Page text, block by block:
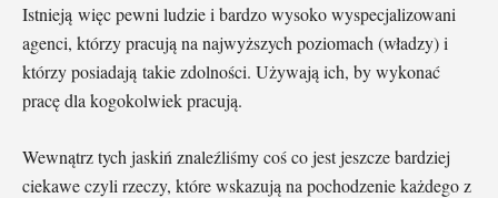
Istnieją więc pewni ludzie i bardzo wysoko wyspecjalizowani
agenci, którzy pracują na najwyższych poziomach (władzy) i
którzy posiadają takie zdolności. Używają ich, by wykonać
pracę dla kogokolwiek pracują.
Wewnątrz tych jaskiń znaleźliśmy coś co jest jeszcze bardziej
ciekawe czyli rzeczy, które wskazują na pochodzenie każdego z